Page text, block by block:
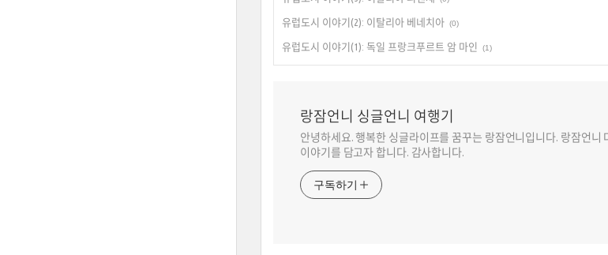
유럽도시 이야기(2): 이탈리아 베네치아 (0)
유럽도시 이야기(1): 독일 프랑크푸르트 암 마인 (1)
랑잠언니 싱글언니 여행기
안녕하세요. 행복한 싱글라이프를 꿈꾸는 랑잠언니입니다. 랑잠언
이야기를 담고자 합니다. 감사합니다.
구독하기